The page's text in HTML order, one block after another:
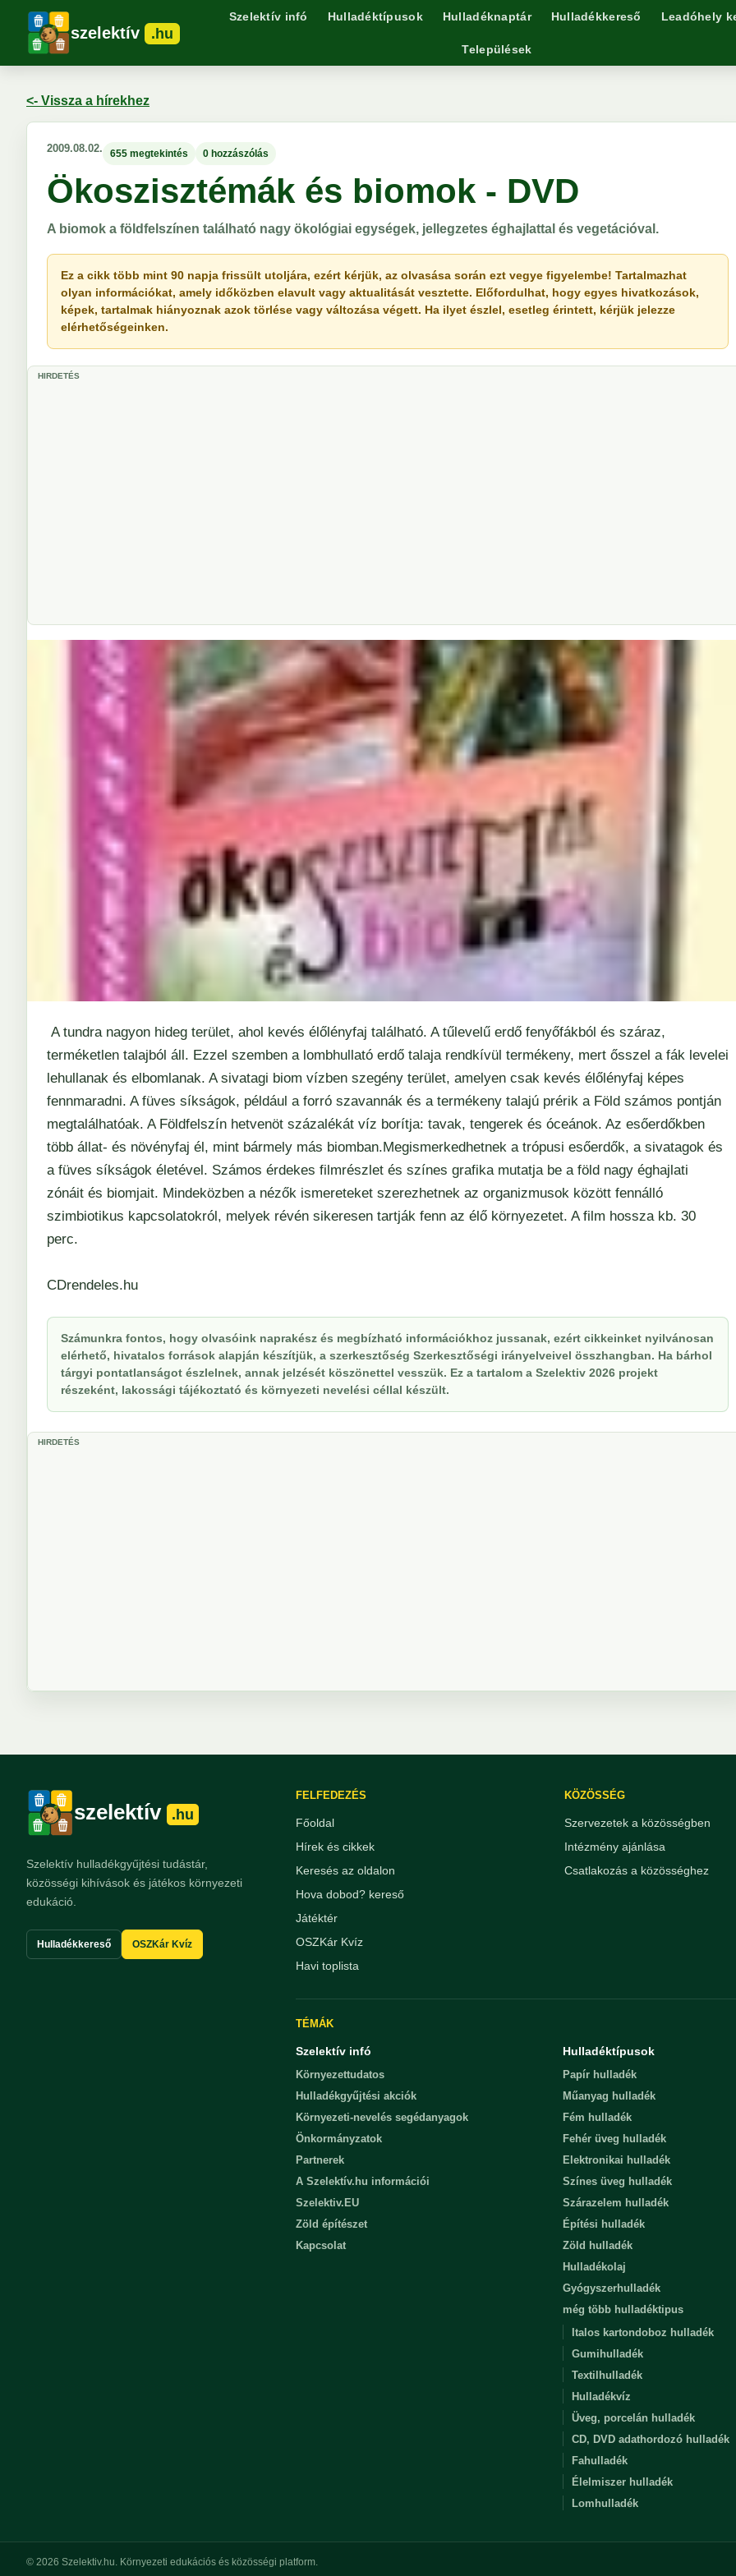
szelektív .hu
Szelektív infó Hulladéktípusok Hulladéknaptár Hulladékkereső Leadóhely
Települések
<- Vissza a hírekhez
2009.08.02. 655 megtekintés 0 hozzászólás
Ökoszisztémák és biomok - DVD
A biomok a földfelszínen található nagy ökológiai egységek, jellegzetes éghajlattal és vegetációval.
Ez a cikk több mint 90 napja frissült utoljára, ezért kérjük, az olvasása során ezt vegye figyelembe! Tartalmazhat
olyan információkat, amely időközben elavult vagy aktualitását vesztette. Előfordulhat, hogy egyes hivatkozások,
képek, tartalmak hiányoznak azok törlése vagy változása végett. Ha ilyet észlel, esetleg érintett, kérjük jelezze
elérhetőségeinken.
HIRDETÉS
A tundra nagyon hideg terület, ahol kevés élőlényfaj található. A tűlevelű erdő fenyőfákból és száraz,
terméketlen talajból áll. Ezzel szemben a lombhullató erdő talaja rendkívül termékeny, mert ősszel a fák levelei
lehullanak és elbomlanak. A sivatagi biom vízben szegény terület, amelyen csak kevés élőlényfaj képes
fennmaradni. A füves síkságok, például a forró szavannák és a termékeny talajú prérik a Föld számos pontján
megtalálhatóak. A Földfelszín hetvenöt százalékát víz borítja: tavak, tengerek és óceánok. Az esőerdőkben
több állat- és növényfaj él, mint bármely más biomban.Megismerkedhetnek a trópusi esőerdők, a sivatagok és
a füves síkságok életével. Számos érdekes filmrészlet és színes grafika mutatja be a föld nagy éghajlati
zónáit és biomjait. Mindeközben a nézők ismereteket szerezhetnek az organizmusok között fennálló
szimbiotikus kapcsolatokról, melyek révén sikeresen tartják fenn az élő környezetet. A film hossza kb. 30
perc.
CDrendeles.hu
Számunkra fontos, hogy olvasóink naprakész és megbízható információkhoz jussanak, ezért cikkeinket nyilvánosan
elérhető, hivatalos források alapján készítjük, a szerkesztőség Szerkesztőségi irányelveivel összhangban. Ha bárhol
tárgyi pontatlanságot észlelnek, annak jelzését köszönettel vesszük. Ez a tartalom a Szelektiv 2026 projekt
részeként, lakossági tájékoztató és környezeti nevelési céllal készült.
HIRDETÉS
szelektív .hu
Szelektív hulladékgyűjtési tudástár,
közösségi kihívások és játékos környezeti
edukáció.
Hulladékkereső OSZKár Kvíz
FELFEDEZÉS
Főoldal
Hírek és cikkek
Keresés az oldalon
Hova dobod? kereső
Játéktér
OSZKár Kvíz
Havi toplista
KÖZÖSSÉG
Szervezetek a közösségben
Intézmény ajánlása
Csatlakozás a közösséghez
TÉMÁK
Szelektív infó
Környezettudatos
Hulladékgyűjtési akciók
Környezeti-nevelés segédanyagok
Önkormányzatok
Partnerek
A Szelektív.hu információi
Szelektiv.EU
Zöld építészet
Kapcsolat
Hulladéktípusok
Papír hulladék
Műanyag hulladék
Fém hulladék
Fehér üveg hulladék
Elektronikai hulladék
Színes üveg hulladék
Szárazelem hulladék
Építési hulladék
Zöld hulladék
Hulladékolaj
Gyógyszerhulladék
még több hulladéktipus
Italos kartondoboz hulladék
Gumihulladék
Textilhulladék
Hulladékvíz
Üveg, porcelán hulladék
CD, DVD adathordozó hulladék
Fahulladék
Élelmiszer hulladék
Lomhulladék
© 2026 Szelektiv.hu. Környezeti edukációs és közösségi platform.